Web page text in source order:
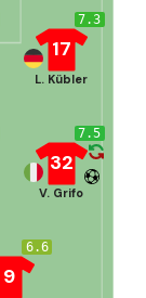
7.3
17
L. Kübler
7.5
32
V. Grifo
6.6
9